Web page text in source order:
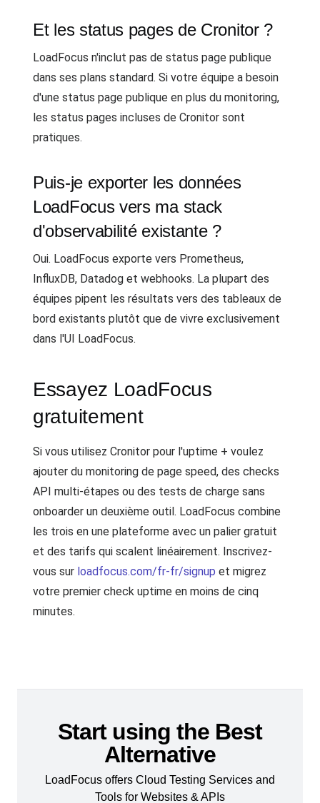
Et les status pages de Cronitor ?
LoadFocus n'inclut pas de status page publique
dans ses plans standard. Si votre équipe a besoin
d'une status page publique en plus du monitoring,
les status pages incluses de Cronitor sont
pratiques.
Puis-je exporter les données
LoadFocus vers ma stack
d'observabilité existante ?
Oui. LoadFocus exporte vers Prometheus,
InfluxDB, Datadog et webhooks. La plupart des
équipes pipent les résultats vers des tableaux de
bord existants plutôt que de vivre exclusivement
dans l'UI LoadFocus.
Essayez LoadFocus
gratuitement
Si vous utilisez Cronitor pour l'uptime + voulez
ajouter du monitoring de page speed, des checks
API multi-étapes ou des tests de charge sans
onboarder un deuxième outil. LoadFocus combine
les trois en une plateforme avec un palier gratuit
et des tarifs qui scalent linéairement. Inscrivez-
vous sur loadfocus.com/fr-fr/signup et migrez
votre premier check uptime en moins de cinq
minutes.
Start using the Best
Alternative
LoadFocus offers Cloud Testing Services and
Tools for Websites & APIs